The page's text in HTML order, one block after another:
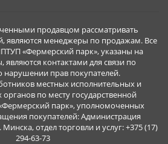
продавцом рассматривать
являются менеджеры по продажам. Все
«Фермерский парк», указаны на
являются контактами для связи по
прав покупателей.
местных исполнительных и
по месту государственной
парк», уполномоченных
покупателей: Администрация
отдел торговли и услуг: +375 (17)
294-63-73